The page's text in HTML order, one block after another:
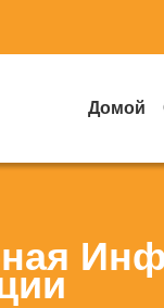
Домой